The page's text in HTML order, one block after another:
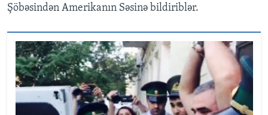
Şöbəsindən Amerikanın Səsinə bildiriblər.